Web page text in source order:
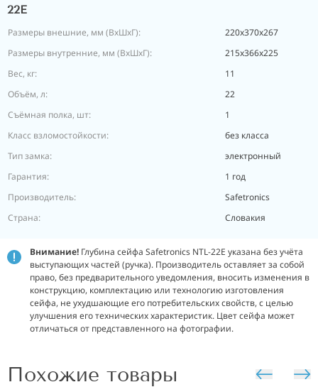
22E
Размеры внешние, мм (ВхШхГ):
220х370х267
Размеры внутренние, мм (ВхШхГ):
215х366х225
Вес, кг:
11
Объём, л:
22
Съёмная полка, шт:
1
Класс взломостойкости:
без класса
Тип замка:
электронный
Гарантия:
1 год
Производитель:
Safetronics
Страна:
Словакия
Внимание! Глубина сейфа Safetronics NTL-22E указана без учёта
выступающих частей (ручка). Производитель оставляет за собой
право, без предварительного уведомления, вносить изменения в
конструкцию, комплектацию или технологию изготовления
сейфа, не ухудшающие его потребительских свойств, с целью
улучшения его технических характеристик. Цвет сейфа может
отличаться от представленного на фотографии.
Похожие товары